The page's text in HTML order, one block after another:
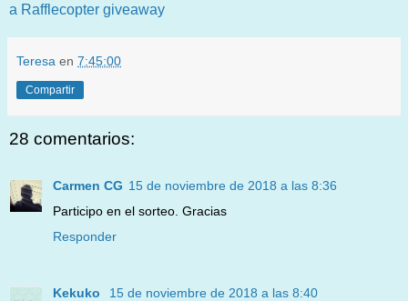
a Rafflecopter giveaway
Teresa en 7:45:00
Compartir
28 comentarios:
Carmen CG 15 de noviembre de 2018 a las 8:36
Participo en el sorteo. Gracias
Responder
Kekuko
15 de noviembre de 2018 a las 8:40